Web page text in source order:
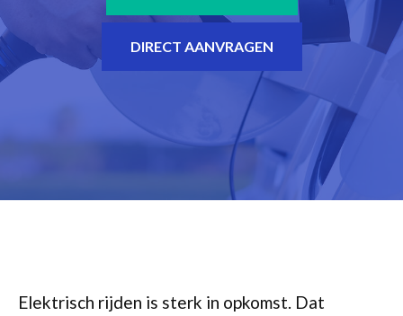
DIRECT AANVRAGEN
Elektrisch rijden is sterk in opkomst. Dat